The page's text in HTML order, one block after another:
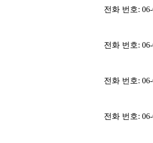
전화 번호:
전화 번호:
전화 번호:
전화 번호: